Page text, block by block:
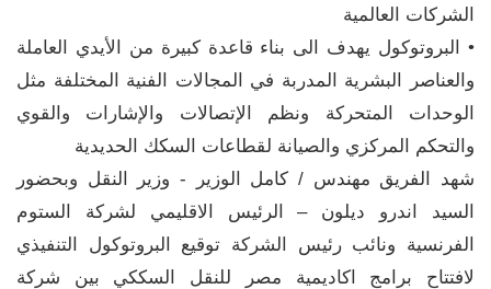
الشركات العالمية
• البروتوكول يهدف الى بناء قاعدة كبيرة من الأيدي العاملة
والعناصر البشرية المدربة في المجالات الفنية المختلفة مثل
الوحدات المتحركة ونظم الإتصالات والإشارات والقوي
والتحكم المركزي والصيانة لقطاعات السكك الحديدية
شهد الفريق مهندس / كامل الوزير - وزير النقل وبحضور
السيد اندرو ديلون – الرئيس الاقليمي لشركة الستوم
الفرنسية ونائب رئيس الشركة توقيع البروتوكول التنفيذي
لافتتاح برامج اكاديمية مصر للنقل السككي بين شركة